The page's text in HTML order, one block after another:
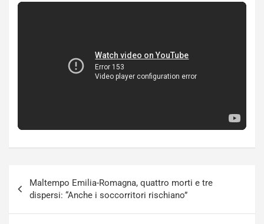
articoli
Maltempo Emilia-Romagna, quattro morti e tre
dispersi: “Anche i soccorritori rischiano”